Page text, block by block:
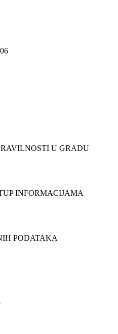
U GRADU
INFORMACIJAMA
PODATAKA